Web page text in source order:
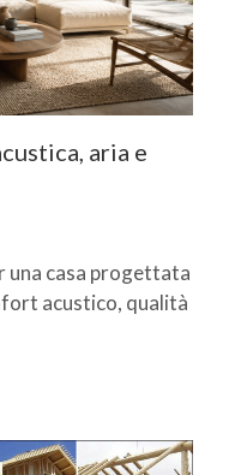
aria e
casa progettata
acustico, qualità